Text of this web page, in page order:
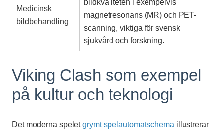
Medicinsk
bildbehandling
bildkvaliteten i exempelvis
magnetresonans (MR) och PET-
scanning, viktiga för svensk
sjukvård och forskning.
Viking Clash som exempel
på kultur och teknologi
Det moderna speletgrymt spelautomatschema illustrerar